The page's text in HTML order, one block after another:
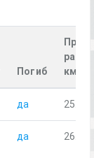
Погиб
км
да 25.13
да 26.84